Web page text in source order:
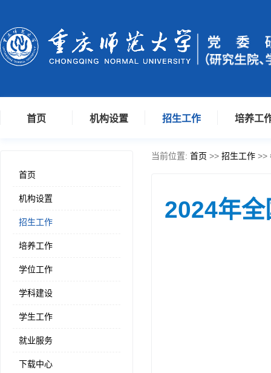
首页 机构设置 招生工作 培养工
首页
机构设置
招生工作
培养工作
学位工作
学科建设
学生工作
就业服务
下载中心
当前位置: 首页 >> 招生工作 >>
2024年